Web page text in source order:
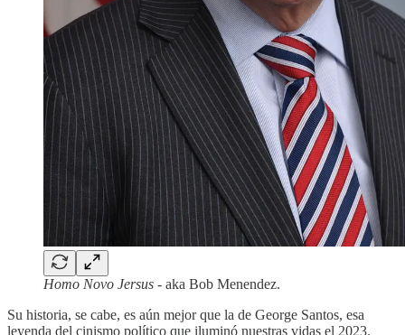
Homo Novo Jersus - aka Bob Menendez.
Su historia, se cabe, es aún mejor que la de George Santos, esa
leyenda del cinismo político que iluminó nuestras vidas el 2023.